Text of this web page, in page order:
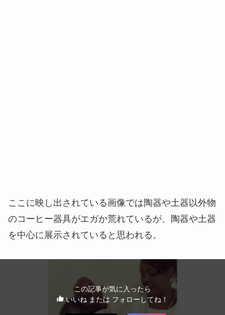
ここに映し出されている画像では陶器や土器以外物
のコーヒー器具がエガか荒れているが、陶器や土器
を中心に展示されていると思われる。
この記事が気に入ったら
いいね または フォローしてね！